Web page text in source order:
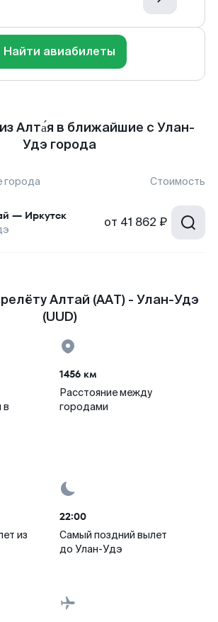
Найти авиабилеты
Алта́я в ближайшие с Улан-
Удэ города
города Стоимость
— Иркутск от 41 862 ₽
Алтай (AAT) - Улан-Удэ
(UUD)
в
1456 км
Расстояние между
городами
из
22:00
Самый поздний вылет
до Улан-Удэ